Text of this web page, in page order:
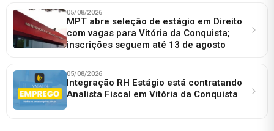
05/08/2026
MPT abre seleção de estágio em Direito
com vagas para Vitória da Conquista;
inscrições seguem até 13 de agosto
05/08/2026
Integração RH Estágio está contratando
Analista Fiscal em Vitória da Conquista